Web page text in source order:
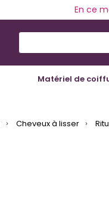
En ce
Matériel de
Cheveux à lisser